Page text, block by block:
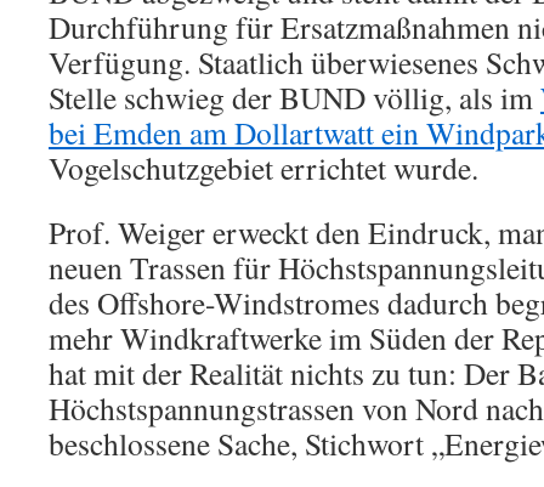
Durchführung für Ersatzmaßnahmen
Verfügung. Staatlich überwiesenes
Stelle schwieg der BUND völlig, als im
bei Emden am Dollartwatt ein
Vogelschutzgebiet errichtet wurde.
Prof. Weiger erweckt den Eindruck,
neuen Trassen für
des Offshore-Windstromes dadurch
mehr Windkraftwerke im Süden der
hat mit der Realität nichts zu tun: Der
Höchstspannungstrassen von Nord
beschlossene Sache, Stichwort